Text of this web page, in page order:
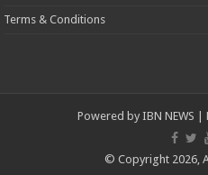
Terms & Conditions
Powered by IBN NEWS |
© Copyright 2026,